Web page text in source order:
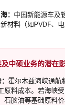
： 中国新能源车及
材料（如PVDF、
中硕业务的潜在
霍尔木兹海峡通航
原料成本。若海峡受
石脑油等基础原料